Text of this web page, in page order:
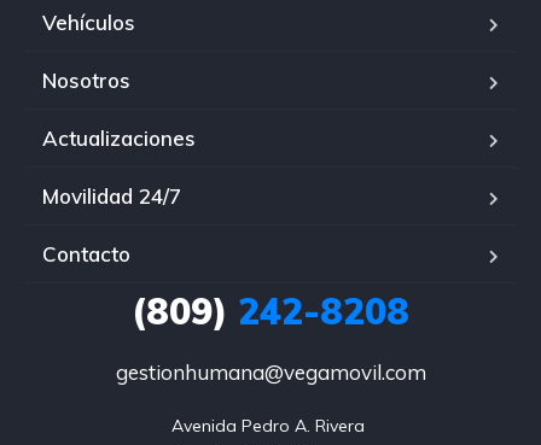
Vehículos
Nosotros
Actualizaciones
Movilidad 24/7
Contacto
(809) 242-8208
gestionhumana@vegamovil.com
Avenida Pedro A. Rivera